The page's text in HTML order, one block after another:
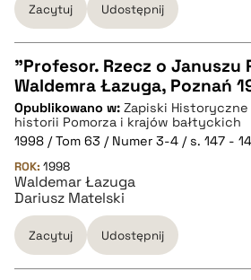
pobierz cytat
Zacytuj Udostępnij
CZYSTY TEKST
pobierz cytat
BIBTEX
pobierz cytat
"Profesor. Rzecz o Januszu
Waldemra Łazuga, Poznań
Opublikowano w: Zapiski
historii Pomorza i krajów bałtyckich
1998 / Tom 63 / Numer 3-4 / s. 147 -
ROK: 1998
Waldemar Łazuga
Dariusz Matelski
Zacytuj Udostępnij